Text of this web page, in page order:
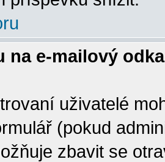
na e-mailový
uživatelé
(pokud
zbavit se